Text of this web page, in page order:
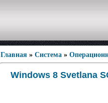
Главная » Система »
Windows 8 Svetlana